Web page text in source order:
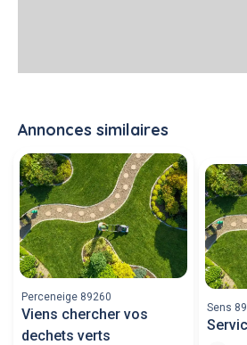
Annonces similaires
Perceneige 89260
Viens chercher vos
dechets verts
Sens